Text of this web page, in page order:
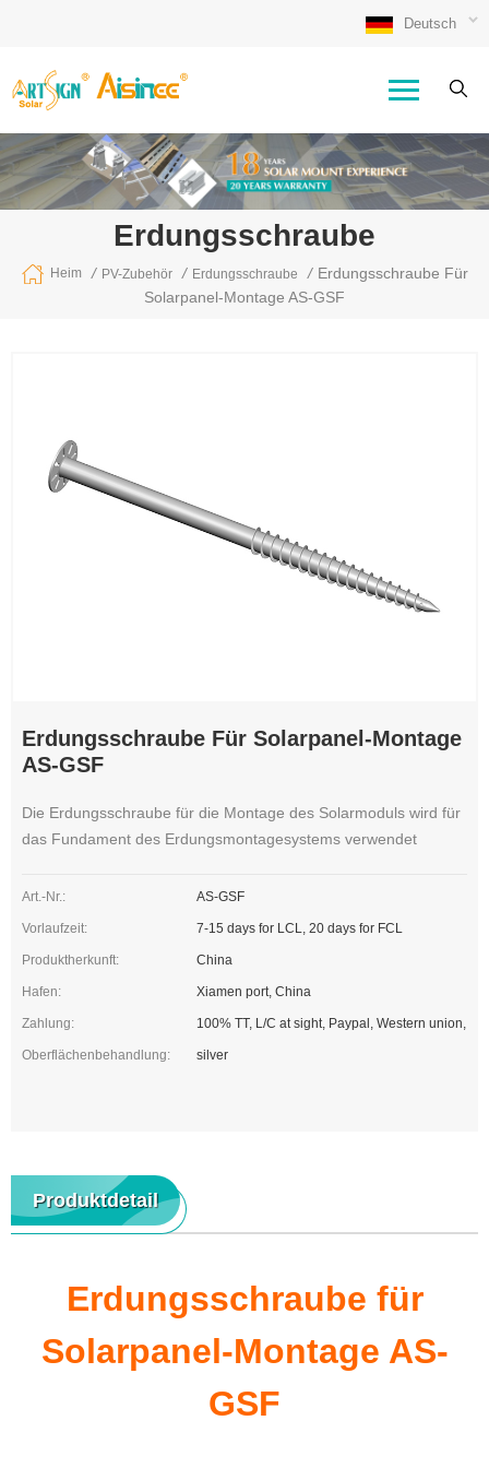
Deutsch
Erdungsschraube
Heim / PV-Zubehör / Erdungsschraube / Erdungsschraube Für
Solarpanel-Montage AS-GSF
Erdungsschraube Für Solarpanel-Montage
AS-GSF
Die Erdungsschraube für die Montage des Solarmoduls wird für
das Fundament des Erdungsmontagesystems verwendet
Art.-Nr.: AS-GSF
Vorlaufzeit: 7-15 days for LCL, 20 days for FCL
Produktherkunft: China
Hafen: Xiamen port, China
Zahlung: 100% TT, L/C at sight, Paypal, Western union,
Oberflächenbehandlung: silver
Produktdetail
Erdungsschraube für
Solarpanel-Montage AS-
GSF